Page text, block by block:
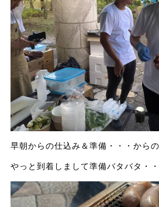
早朝からの仕込み＆準備・・・から
やっと到着しまして準備バタバタ・・